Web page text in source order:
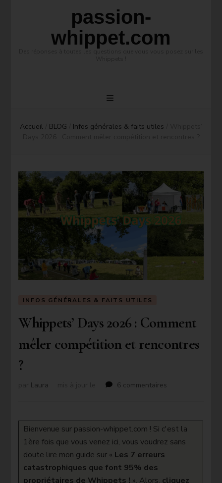
passion-
whippet.com
Accueil BLOG Infos générales & faits utiles
INFOS GÉNÉRALES & FAITS UTILES
Whippets’ Days 2026 : Comment
mêler compétition et rencontres
?
Laura 6 commentaires
:
mêler
rencontres
Bienvenue sur passion-whippet.com ! Si c'est la
1ère fois que vous venez ici, vous voudrez sans
doute lire mon guide sur « Les 7 erreurs
catastrophiques que font 95% des
propriétaires de Whippets ! ». Alors, cliquez